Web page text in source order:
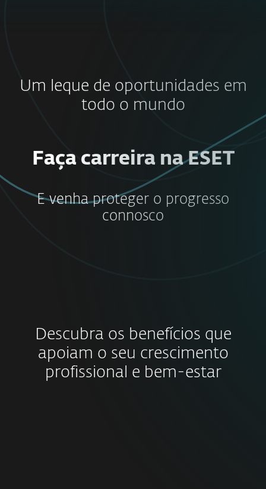
Um leque de oportunidades em
todo o mundo
Faça carreira na ESET
E venha proteger o progresso
connosco
Descubra os benefícios que
apoiam o seu crescimento
profissional e bem-estar